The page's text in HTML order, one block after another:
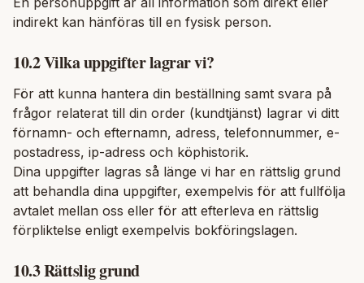
indirekt kan hänföras till en fysisk person.
10.2 Vilka uppgifter lagrar vi?
För att kunna hantera din beställning samt svara på
frågor relaterat till din order (kundtjänst) lagrar vi ditt
förnamn- och efternamn, adress, telefonnummer, e-
postadress, ip-adress och köphistorik.
Dina uppgifter lagras så länge vi har en rättslig grund
att behandla dina uppgifter, exempelvis för att fullfölja
avtalet mellan oss eller för att efterleva en rättslig
förpliktelse enligt exempelvis bokföringslagen.
10.3 Rättslig grund